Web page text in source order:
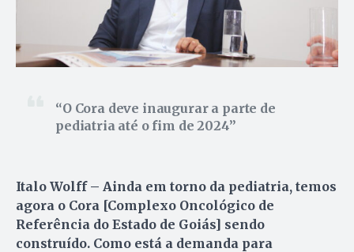
O Cora deve inaugurar a parte de
pediatria até o fim de 2024
Italo Wolff – Ainda em torno da pediatria, temos
agora o Cora [Complexo Oncológico de
Referência do Estado de Goiás] sendo
construído. Como está a demanda para